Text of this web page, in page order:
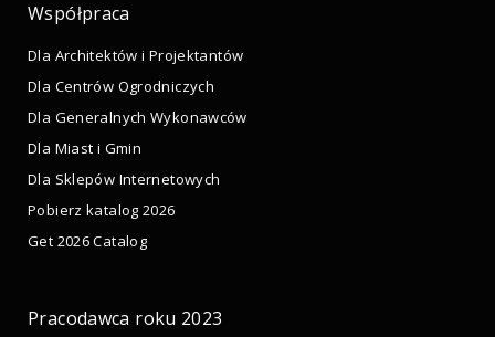
Współpraca
Dla Architektów i Projektantów
Dla Centrów Ogrodniczych
Dla Generalnych Wykonawców
Dla Miast i Gmin
Dla Sklepów Internetowych
Pobierz katalog 2026
Get 2026 Catalog
Pracodawca roku 2023